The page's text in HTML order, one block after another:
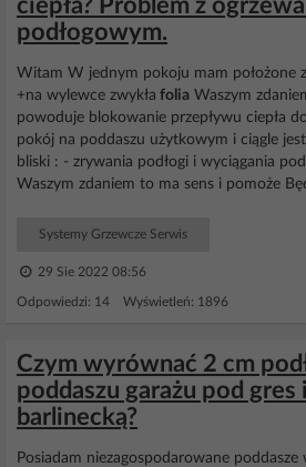
ciepła? Problem z
podłogowym.
Witam W jednym pokoju mam położone
+na wylewce zwykła folia Waszym
powoduje blokowanie przepływu ciepła
pokój na poddaszu użytkowym i ciągle
bliski : - zrywania podłogi i wyciągania
Waszym zdaniem to ma sens i pomoże
Systemy Grzewcze Serwis
29 Sie 2022 08:56
Odpowiedzi: 14 Wyświetleń: 1896
Czym wyrównać 2 cm
poddaszu garażu pod gres
barlinecką?
Posiadam niezagospodarowane